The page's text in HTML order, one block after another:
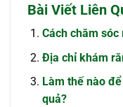
Bài Viết Liên
Cách chăm
Địa chỉ khám
Làm thế nào
quả?